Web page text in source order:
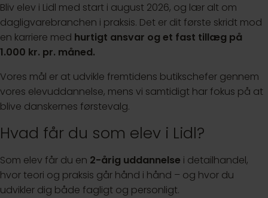
Bliv elev i Lidl med start i august 2026, og lær alt om
dagligvarebranchen i praksis. Det er dit første skridt mod
en karriere med hurtigt ansvar og et fast tillæg på
1.000 kr. pr. måned.
Vores mål er at udvikle fremtidens butikschefer gennem
vores elevuddannelse, mens vi samtidigt har fokus på at
blive danskernes førstevalg.
Hvad får du som elev i Lidl?
Som elev får du en 2-årig uddannelse i detailhandel,
hvor teori og praksis går hånd i hånd – og hvor du
udvikler dig både fagligt og personligt.